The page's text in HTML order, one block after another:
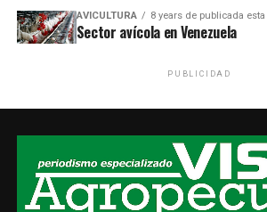
AVICULTURA 8 years de publicada esta
Sector avícola en Venezuela
PUBLICIDAD